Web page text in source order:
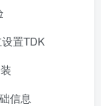
置TDK
信息